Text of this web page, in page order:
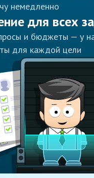
немедленно
для всех
и бюджеты — у
для каждой цели